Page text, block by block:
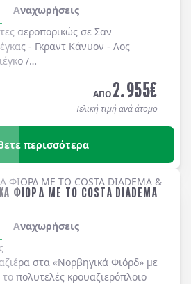
Αναχωρήσεις
αεροπορικώς σε Σαν
- Γκραντ Κάνυον - Λος
/
. Διαμονή σε
ΑΠΟ2.955€
Τελική τιμή ανά άτομο
περισσότερα
ΦΙΟΡΔ ΜΕ ΤΟ COSTA DIADEMA
Αναχωρήσεις
στα «Νορβηγικά Φιόρδ» με
το πολυτελές κρουαζιερόπλοιο